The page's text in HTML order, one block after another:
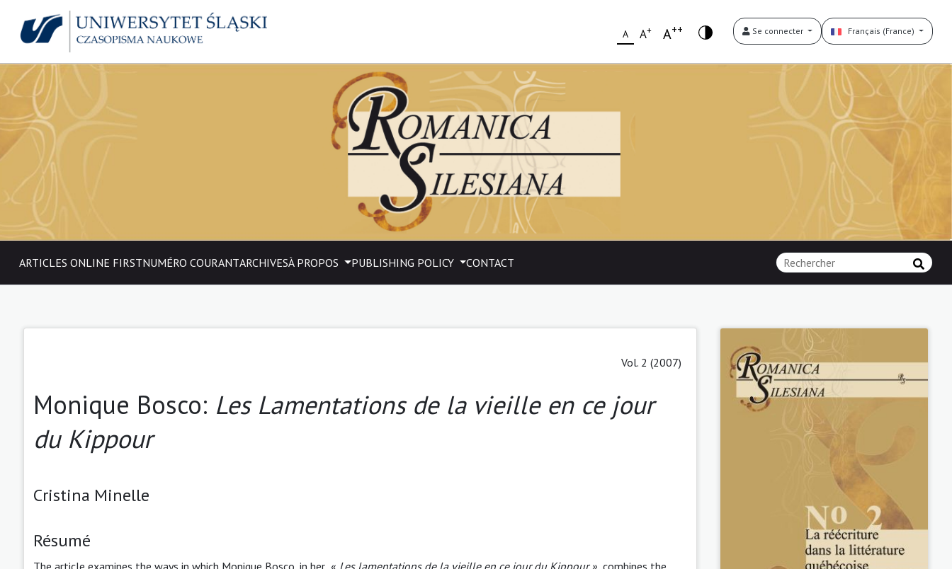
A A+ A++ Se connecter Français (France)
ARTICLES ONLINE FIRSTNUMÉRO COURANTARCHIVESÀ PROPOS PUBLISHING POLICY CONTACT
Vol. 2 (2007)
Monique Bosco: Les Lamentations de la vieille en ce jour
du Kippour
Cristina Minelle
Résumé
The article examines the ways in which Monique Bosco, in her « Les lamentations de la vieille en ce jour du Kippour», combines the